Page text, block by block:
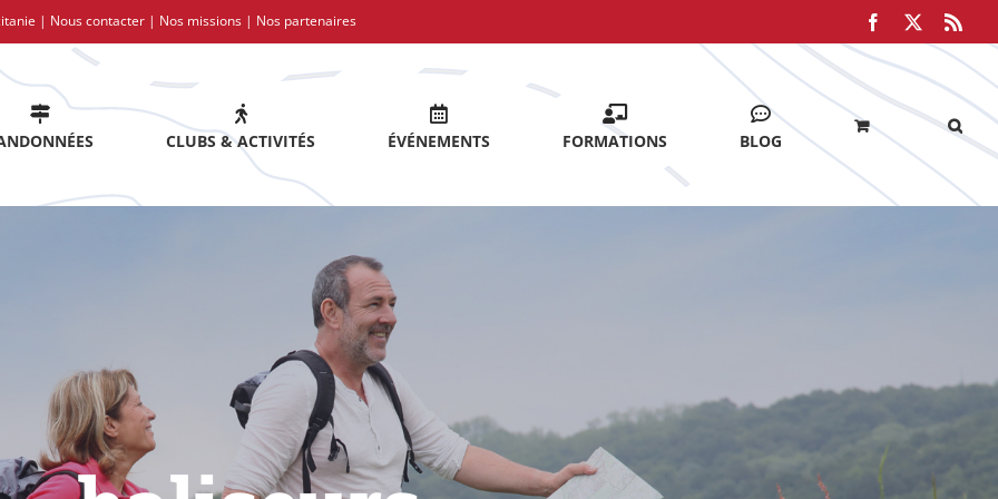
| Nous contacter | Nos missions | Nos partenaires Facebook
CLUBS & ACTIVITÉS ÉVÉNEMENTS FORMATIONS BLOG